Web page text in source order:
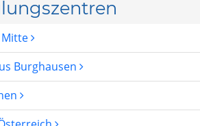
Burghausen